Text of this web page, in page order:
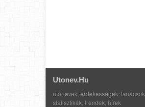
Utonev.hu
utónevek, érdekességek, tanácsok,
statisztikák, trendek, hírek